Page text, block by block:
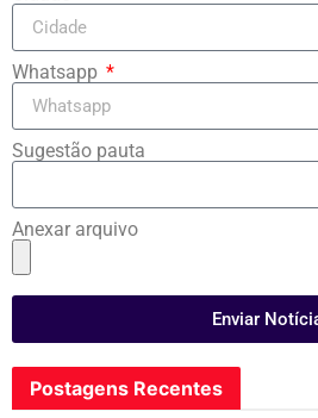
Whatsapp
Sugestão pauta
Anexar arquivo
Enviar
Postagens Recentes